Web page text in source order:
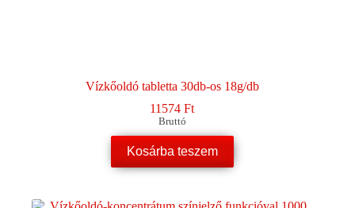
Vízkőoldó tabletta 30db-os 18g/db
11574Ft
Bruttó
Kosárba teszem